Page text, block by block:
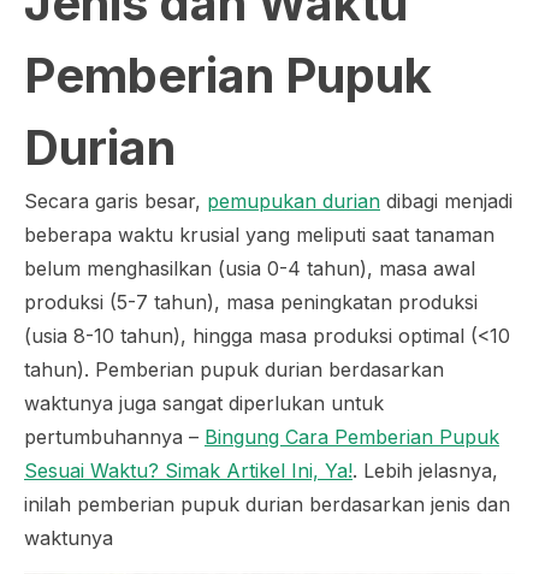
Pemberian Pupuk
Durian
Secara garis besar, pemupukan durian dibagi menjadi
beberapa waktu krusial yang meliputi saat tanaman
belum menghasilkan (usia 0-4 tahun), masa awal
produksi (5-7 tahun), masa peningkatan produksi
(usia 8-10 tahun), hingga masa produksi optimal (<10
tahun). Pemberian pupuk durian berdasarkan
waktunya juga sangat diperlukan untuk
pertumbuhannya – Bingung Cara Pemberian Pupuk
Sesuai Waktu? Simak Artikel Ini, Ya!. Lebih jelasnya,
inilah pemberian pupuk durian berdasarkan jenis dan
waktunya